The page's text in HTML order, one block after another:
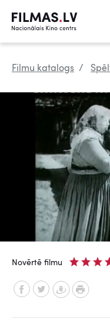
Filmu katalogs
Novērtē filmu